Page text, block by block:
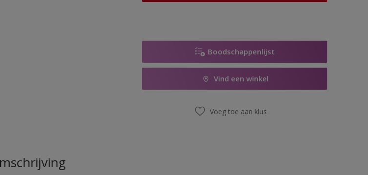
Boodschappenlijst
Vind een winkel
Voeg toe aan klus